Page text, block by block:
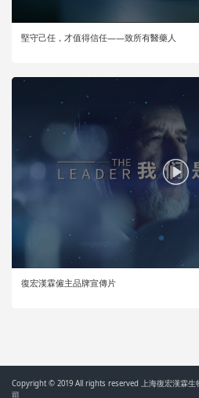
堅守己任，才值得信任——致所有醫藥人
復宏漢霖僱主品牌宣傳片
Copyright © 2019 All rights reserved 上海復宏漢霖生
司